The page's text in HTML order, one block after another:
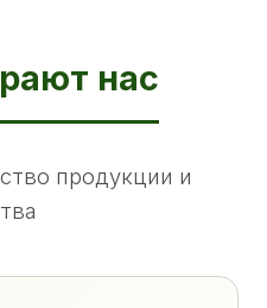
нас
продукции и